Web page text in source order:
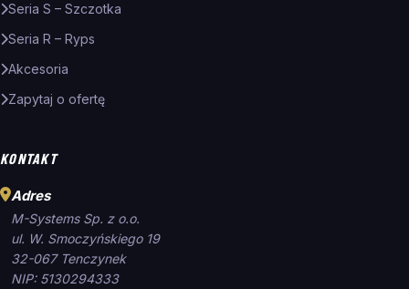
Seria S – Szczotka
Seria R – Ryps
Akcesoria
Zapytaj o ofertę
KONTAKT
Adres
M-Systems Sp. z o.o.
ul. W. Smoczyńskiego 19
32-067 Tenczynek
NIP: 5130294333